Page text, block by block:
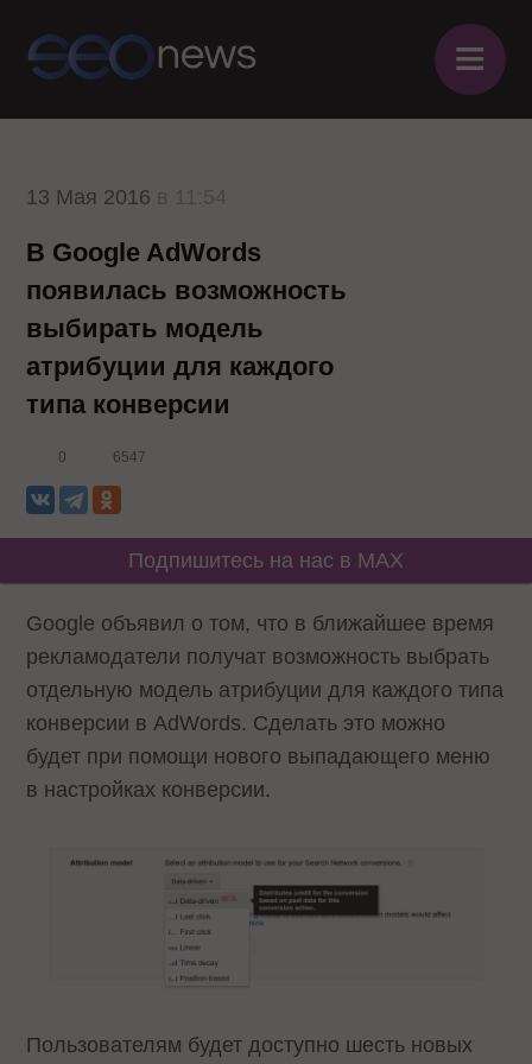
≡
13 Мая 2016
В Google AdWords
появилась возможность
выбирать модель
атрибуции для каждого
типа конверсии
0 6547
Подпишитесь на нас в MAX
Google объявил о том, что в ближайшее время
рекламодатели получат возможность выбрать
отдельную модель атрибуции для каждого типа
конверсии в AdWords. Сделать это можно
будет при помощи нового выпадающего меню
в настройках конверсии.
Пользователям будет доступно шесть новых